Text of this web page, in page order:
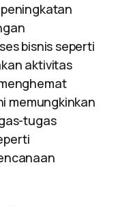
bisnis seperti
aktivitas
memungkinkan
tugas